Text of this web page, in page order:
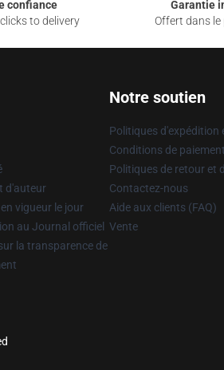
confiance
to delivery
Garantie
Offert dans
d'auteur
vigueur le jour
au Journal officiel
la transparence de
Notre soutien
Politiques d'expédition
Conditions de paiement
Politiques de retour et
Contactez-nous
Aide aux clients (FAQ)
Vente